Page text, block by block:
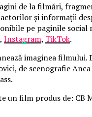
de la filmări,
și informații
pe paginile social
, Instagram, TikTok.
imaginea filmului.
de scenografie
un film produs de: CB